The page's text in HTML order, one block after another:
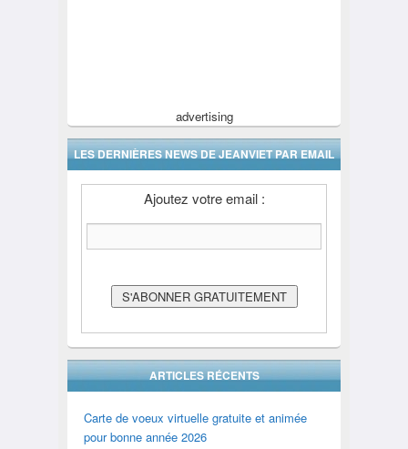
advertising
LES DERNIÈRES NEWS DE JEANVIET PAR EMAIL
Ajoutez votre email :
ARTICLES RÉCENTS
Carte de voeux virtuelle gratuite et animée
pour bonne année 2026